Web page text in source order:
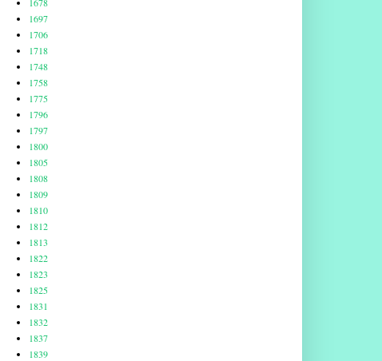
1697
1706
1718
1748
1758
1775
1796
1797
1800
1805
1808
1809
1810
1812
1813
1822
1823
1825
1831
1832
1837
1839